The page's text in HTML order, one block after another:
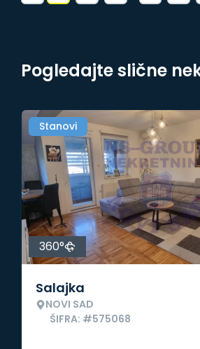
Pogledajte slične
Stanovi
360°
Salajka
NOVI SAD
ŠIFRA: #575068